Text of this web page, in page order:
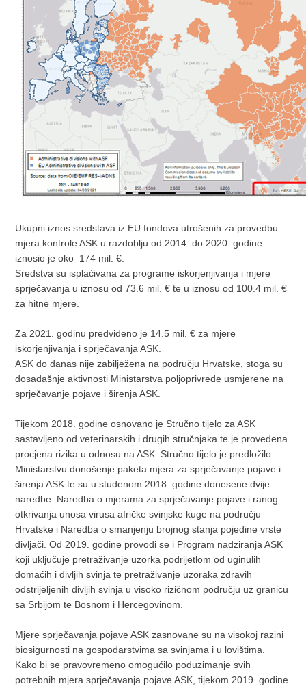
Ukupni iznos sredstava iz EU fondova utrošenih za provedbu
mjera kontrole ASK u razdoblju od 2014. do 2020. godine
iznosio je oko 174 mil. €.
Sredstva su isplaćivana za programe iskorjenjivanja i mjere
sprječavanja u iznosu od 73.6 mil. € te u iznosu od 100.4 mil. €
za hitne mjere.
Za 2021. godinu predviđeno je 14.5 mil. € za mjere
iskorjenjivanja i sprječavanja ASK.
ASK do danas nije zabilježena na području Hrvatske, stoga su
dosadašnje aktivnosti Ministarstva poljoprivrede usmjerene na
sprječavanje pojave i širenja ASK.
Tijekom 2018. godine osnovano je Stručno tijelo za ASK
sastavljeno od veterinarskih i drugih stručnjaka te je provedena
procjena rizika u odnosu na ASK. Stručno tijelo je predložilo
Ministarstvu donošenje paketa mjera za sprječavanje pojave i
širenja ASK te su u studenom 2018. godine donesene dvije
naredbe: Naredba o mjerama za sprječavanje pojave i ranog
otkrivanja unosa virusa afričke svinjske kuge na području
Hrvatske i Naredba o smanjenju brojnog stanja pojedine vrste
divljači. Od 2019. godine provodi se i Program nadziranja ASK
koji uključuje pretraživanje uzorka podrijetlom od uginulih
domaćih i divljih svinja te pretraživanje uzoraka zdravih
odstrijeljenih divljih svinja u visoko rizičnom području uz granicu
sa Srbijom te Bosnom i Hercegovinom.
Mjere sprječavanja pojave ASK zasnovane su na visokoj razini
biosigurnosti na gospodarstvima sa svinjama i u lovištima.
Kako bi se pravovremeno omogućilo poduzimanje svih
potrebnih mjera sprječavanja pojave ASK, tijekom 2019. godine